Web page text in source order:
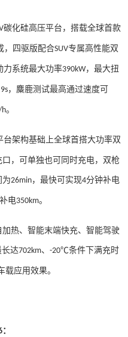
碳化硅高压平台，搭载全球首款
，四驱版配合SUV专属高性能双
力系统最大功率390kW，最大扭
，麋鹿测试最高通过速度可
h。
台架构基础上全球首搭大功率双
，可单独也可同时充电，双枪
为26min，最快可实现4分钟补电
电350km。
热、智能末端快充、智能驾驶
长达702km、 -20℃条件下满充时
载应用效果。
：